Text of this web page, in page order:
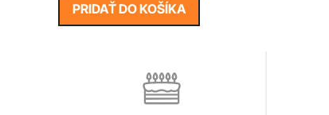
PRIDAŤ DO KOŠÍKA